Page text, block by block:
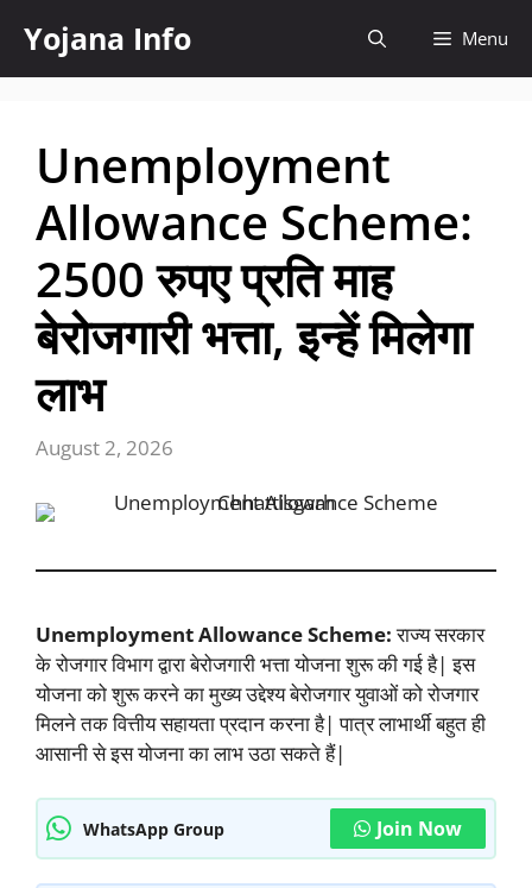
content
Yojana Info Menu
Unemployment
Allowance Scheme:
2500 रुपए प्रति माह
बेरोजगारी भत्ता, इन्हें मिलेगा
लाभ
August 2, 2026
Unemployment Allowance Scheme:राज्य सरकार
के रोजगार विभाग द्वारा बेरोजगारी भत्ता योजना शुरू की गई है| इस
योजना को शुरू करने का मुख्य उद्देश्य बेरोजगार युवाओं को रोजगार
मिलने तक वित्तीय सहायता प्रदान करना है| पात्र लाभार्थी बहुत ही
आसानी से इस योजना का लाभ उठा सकते हैं|
WhatsApp Group Join Now